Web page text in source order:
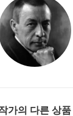
가의 다른 상품